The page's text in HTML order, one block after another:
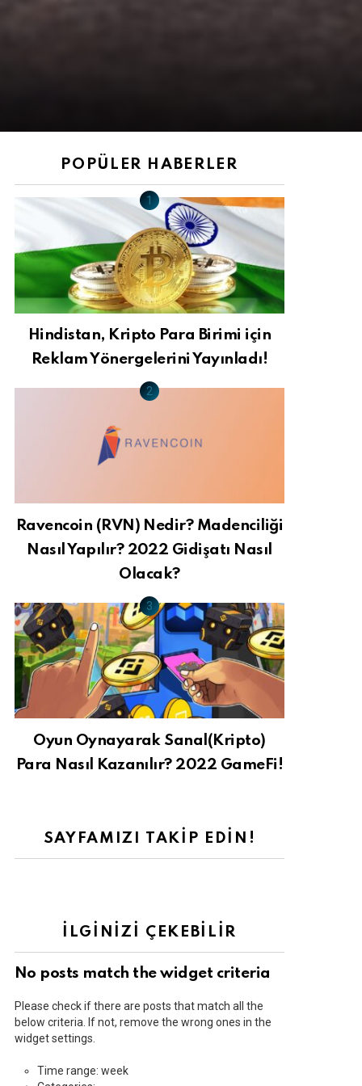
POPÜLER HABERLER
Hindistan, Kripto Para Birimi için
Reklam Yönergelerini Yayınladı!
Ravencoin (RVN) Nedir? Madenciliği
Nasıl Yapılır? 2022 Gidişatı Nasıl
Olacak?
Oyun Oynayarak Sanal(Kripto)
Para Nasıl Kazanılır? 2022 GameFi!
SAYFAMIZI TAKIP EDIN!
İLGINIZI ÇEKEBILIR
No posts match the widget criteria
Please check if there are posts that match all the
below criteria. If not, remove the wrong ones in the
widget settings.
Time range: week